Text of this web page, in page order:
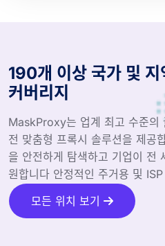
190개 이상 국가 및 지
커버리지
MaskProxy는 업계 최고 수준의
전 맞춤형 프록시 솔루션을 제공
을 안전하게 탐색하고 기업이 전
원합니다 안정적인 주거용 및
모든 위치 보기